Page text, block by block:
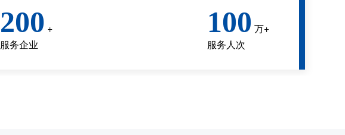
200 +
服务企业
100 万+
服务人次